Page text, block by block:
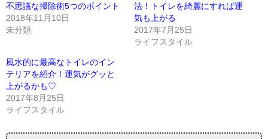
不思議な掃除術5つのポイント
2018年11月10日
未分類
法！トイレを綺麗にすれば運
気も上がる
2017年7月25日
ライフスタイル
風水的に最高なトイレのイン
テリアを紹介！運気がグッと
上がるかも♡
2017年8月25日
ライフスタイル